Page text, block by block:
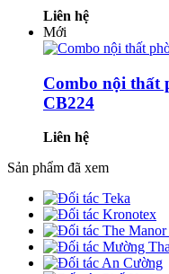
Liên hệ
Mới
Combo nội thất
CB224
Liên hệ
Sản phẩm đã xem